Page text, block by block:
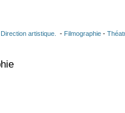
Direction artistique. - Filmographie -